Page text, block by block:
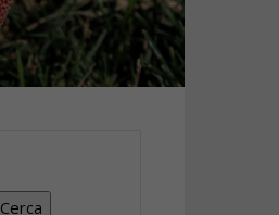
Cerca